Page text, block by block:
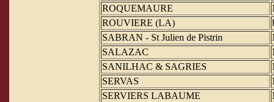
ROQUEMAURE
ROUVIERE (LA)
SABRAN - St Julien de Pistrin
SALAZAC
SANILHAC & SAGRIES
SERVAS
SERVIERS LABAUME